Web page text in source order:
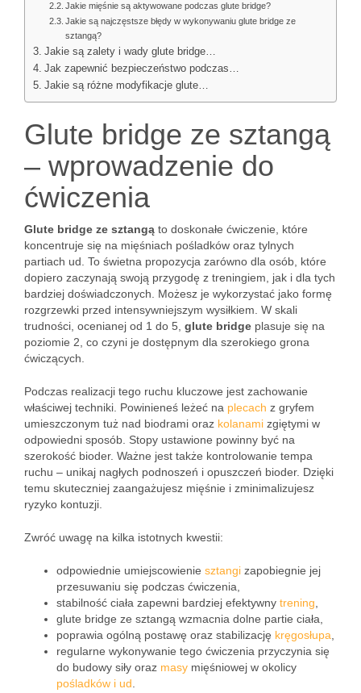
Jakie mięśnie są aktywowane podczas glute bridge?
Jakie są najczęstsze błędy w wykonywaniu glute bridge ze
sztangą?
Jakie są zalety i wady glute bridge…
Jak zapewnić bezpieczeństwo podczas…
Jakie są różne modyfikacje glute…
Glute bridge ze sztangą
– wprowadzenie do
ćwiczenia
Glute bridge ze sztangą to doskonałe ćwiczenie, które
koncentruje się na mięśniach pośladków oraz tylnych
partiach ud. To świetna propozycja zarówno dla osób, które
dopiero zaczynają swoją przygodę z treningiem, jak i dla tych
bardziej doświadczonych. Możesz je wykorzystać jako formę
rozgrzewki przed intensywniejszym wysiłkiem. W skali
trudności, ocenianej od 1 do 5, glute bridge plasuje się na
poziomie 2, co czyni je dostępnym dla szerokiego grona
ćwiczących.
Podczas realizacji tego ruchu kluczowe jest zachowanie
właściwej techniki. Powinieneś leżeć na plecach z gryfem
umieszczonym tuż nad biodrami oraz kolanami zgiętymi w
odpowiedni sposób. Stopy ustawione powinny być na
szerokość bioder. Ważne jest także kontrolowanie tempa
ruchu – unikaj nagłych podnoszeń i opuszczeń bioder. Dzięki
temu skuteczniej zaangażujesz mięśnie i zminimalizujesz
ryzyko kontuzji.
Zwróć uwagę na kilka istotnych kwestii:
odpowiednie umiejscowienie sztangi zapobiegnie jej
przesuwaniu się podczas ćwiczenia,
stabilność ciała zapewni bardziej efektywny trening
glute bridge ze sztangą wzmacnia dolne partie ciała,
poprawia ogólną postawę oraz stabilizację kręgosłupa
regularne wykonywanie tego ćwiczenia przyczynia się
do budowy siły oraz masy mięśniowej w okolicy
pośladków i ud